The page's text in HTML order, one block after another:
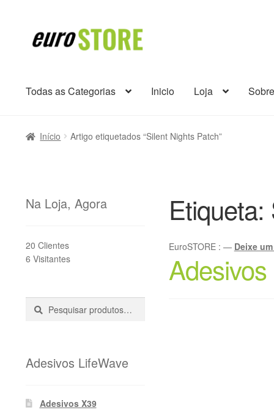
para
Saltar
para
Todas as Categorias
Inicio Loja
Início Artigo etiquetados “Silent Nights Patch”
Etiqueta:
EuroSTORE : — Deixe
Na Loja, Agora
20 Clientes
6 Visitantes
Pesquisar
Pesquisa
Adesivos LifeWave
Adesivos X39